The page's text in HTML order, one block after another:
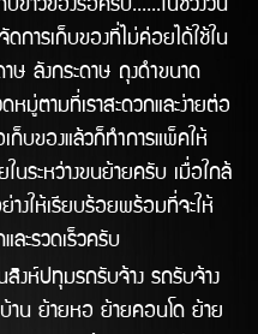
ข้าวของรอครับ......ในช่วงวัน
ดการเก็บของที่ไม่ค่อยได้ใช้ใน
ษ ลังกระดาษ ถุงดำขนาด
หมู่ตามที่เราสะดวกและง่ายต่อ
ก็บของแล้วก็ทำการแพ็คให้
นระหว่างขนย้ายครับ เมื่อใกล้
างให้เรียบร้อยพร้อมที่จะให้
ละรวดเร็วครับ
ทุมรถรับจ้าง รถรับจ้าง
าน ย้ายหอ ย้ายคอนโด ย้าย